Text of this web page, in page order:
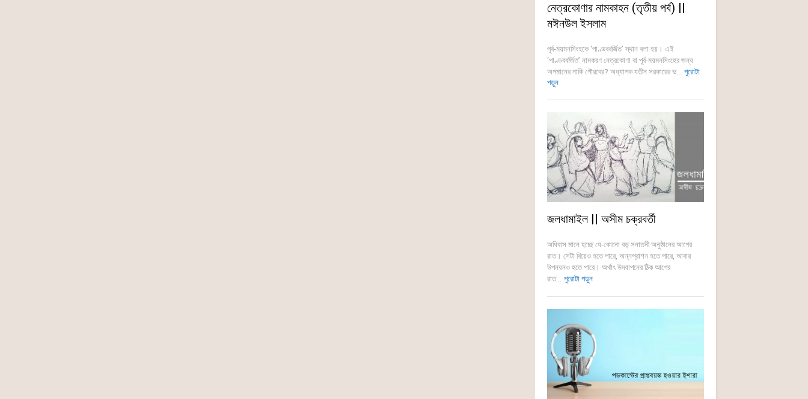
নেত্রকোণার নামকাহন (তৃতীয় পর্ব) ||
মঈনউল ইসলাম
পূর্ব-ময়মনসিংহকে ‘পাণ্ডববর্জিত’ স্থান বলা হয়। এই
‘পাণ্ডববর্জিত’ নামকরণ নেত্রকোণা বা পূর্ব-ময়মনসিংহের জন্য
অপমানের নাকি গৌরবের? অধ্যাপক যতীন সরকারের ভ... পুরোটা
পড়ুন
জলধামাইল || অসীম চক্রবর্তী
অধিবাস মানে হচ্ছে যে-কোনো বড় সনাতনী অনুষ্ঠানের আগের
রাত। সেটা বিয়েও হতে পারে, অন্নপ্রাশন হতে পারে, আবার
উপনয়নও হতে পারে। অর্থাৎ উদযাপনের ঠিক আগের
রাত... পুরোটা পড়ুন